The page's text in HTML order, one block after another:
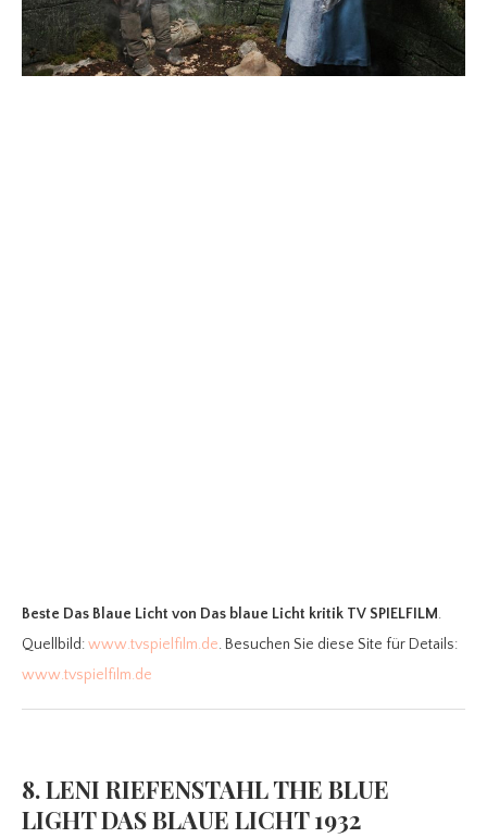
Beste Das Blaue Licht von Das blaue Licht kritik TV SPIELFILM.
Quellbild:www.tvspielfilm.de. Besuchen Sie diese Site für Details:
www.tvspielfilm.de
8. LENI RIEFENSTAHL THE BLUE
LIGHT DAS BLAUE LICHT 1932